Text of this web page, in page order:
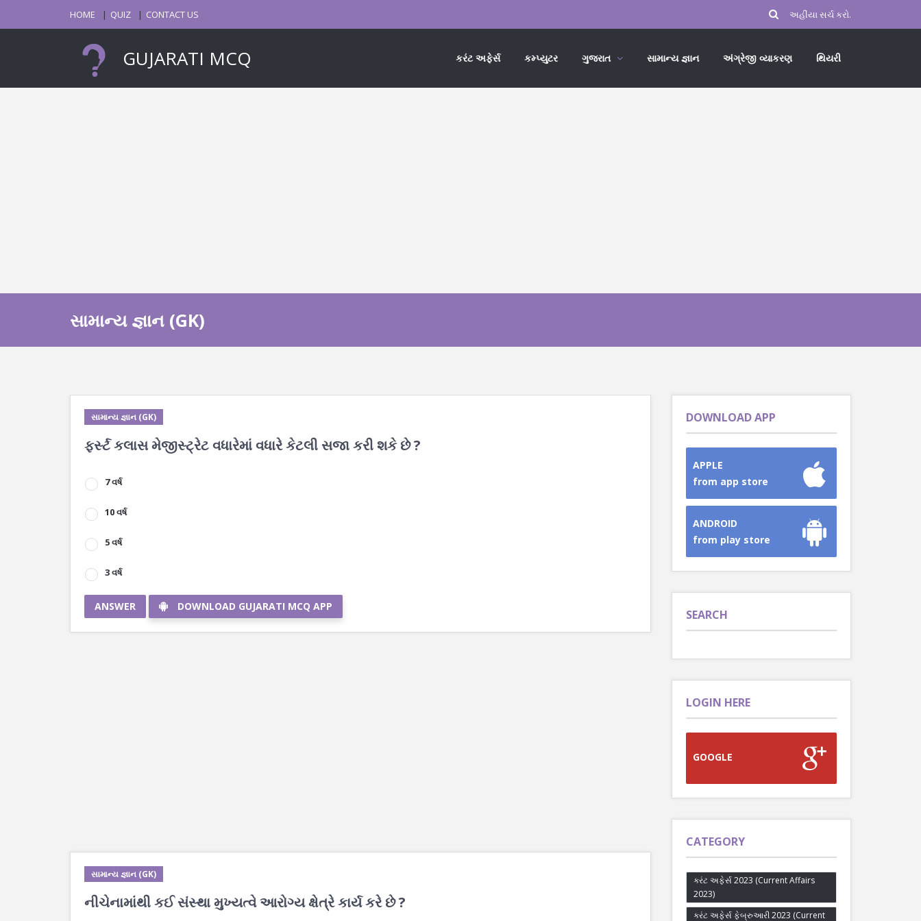
HOME QUIZ CONTACT US
GUJARATI MCQ કરંટ અફેર્સ કમ્પ્યુટર ગુજરાત સામાન્ય જ્ઞાન અંગ્રેજી વ્યાકરણ થિયરી
સામાન્ય જ્ઞાન (GK)
સામાન્ય જ્ઞાન (GK)
ફર્સ્ટ કલાસ મેજીસ્ટ્રેટ વધારેમાં વધારે કેટલી સજા કરી શકે છે ?
7 વર્ષ
10 વર્ષ
5 વર્ષ
3 વર્ષ
ANSWER DOWNLOAD GUJARATI MCQ APP
સામાન્ય જ્ઞાન (GK)
નીચેનામાંથી કઈ સંસ્થા મુખ્યત્વે આરોગ્ય ક્ષેત્રે કાર્ય કરે છે ?
DOWNLOAD APP
APPLE
from app store
ANDROID
from play store
SEARCH
LOGIN HERE
GOOGLE
CATEGORY
કરંટ અફેર્સ 2023 (Current Affairs
2023)
કરંટ અફેર્સ ફેબ્રુઆરી 2023 (Current